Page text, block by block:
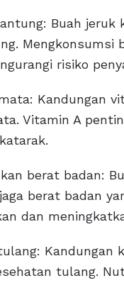
Buah
risiko
Kandungan
Vitamin A
berat badan:
berat badan
dan
tulang.